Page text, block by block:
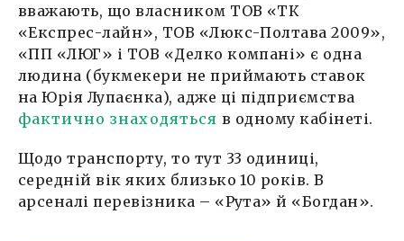
вважають, що власником ТОВ «ТК
«Експрес-лайн», ТОВ «Люкс-Полтава 2009»,
«ПП «ЛЮГ» і ТОВ «Делко компані» є одна
людина (букмекери не приймають ставок
на Юрія Лупаєнка), адже ці підприємства
фактично знаходяться в одному кабінеті.
Щодо транспорту, то тут 33 одиниці,
середній вік яких близько 10 років. В
арсеналі перевізника – «Рута» й «Богдан».